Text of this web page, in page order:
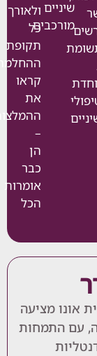
ולאורך
כל
תקופת
קראו
את
ההמלצות